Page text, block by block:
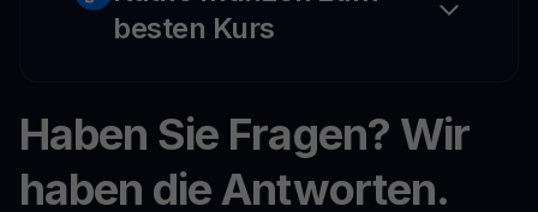
besten Kurs
Haben Sie Fragen? Wir
haben die Antworten.